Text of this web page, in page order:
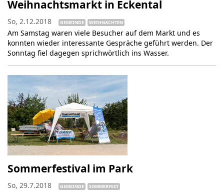
Weihnachtsmarkt in Eckental
So, 2.12.2018 GEMEINDE WEIHNACHTEN
Am Samstag waren viele Besucher auf dem Markt und es
konnten wieder interessante Gespräche geführt werden. Der
Sonntag fiel dagegen sprichwörtlich ins Wasser.
Sommerfestival im Park
So, 29.7.2018 GEMEINDE SOMMERFEST